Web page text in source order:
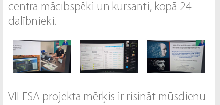
centra mācībspēki un kursanti, kopā 24
dalībnieki.
VILESA projekta mērķis ir risināt mūsdienu